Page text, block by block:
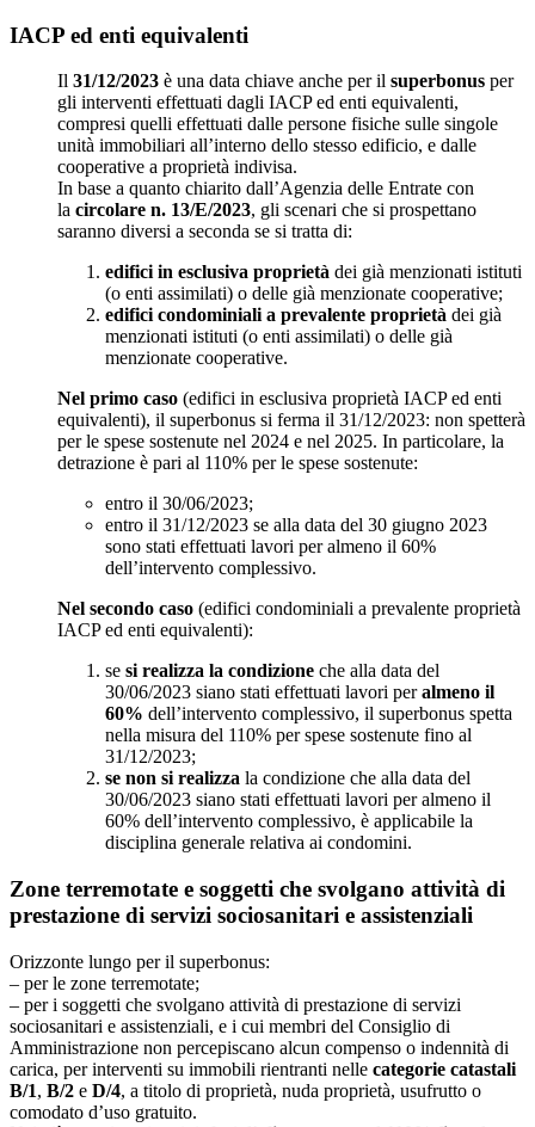
IACP ed enti equivalenti
Il 31/12/2023 è una data chiave anche per il superbonus per
gli interventi effettuati dagli IACP ed enti equivalenti,
compresi quelli effettuati dalle persone fisiche sulle singole
unità immobiliari all’interno dello stesso edificio, e dalle
cooperative a proprietà indivisa.
In base a quanto chiarito dall’Agenzia delle Entrate con
la circolare n. 13/E/2023, gli scenari che si prospettano
saranno diversi a seconda se si tratta di:
edifici in esclusiva proprietà dei già menzionati istituti
(o enti assimilati) o delle già menzionate cooperative;
edifici condominiali a prevalente proprietà dei già
menzionati istituti (o enti assimilati) o delle già
menzionate cooperative.
Nel primo caso (edifici in esclusiva proprietà IACP ed enti
equivalenti), il superbonus si ferma il 31/12/2023: non spetterà
per le spese sostenute nel 2024 e nel 2025. In particolare, la
detrazione è pari al 110% per le spese sostenute:
entro il 30/06/2023;
entro il 31/12/2023 se alla data del 30 giugno 2023
sono stati effettuati lavori per almeno il 60%
dell’intervento complessivo.
Nel secondo caso (edifici condominiali a prevalente proprietà
IACP ed enti equivalenti):
se si realizza la condizione che alla data del
30/06/2023 siano stati effettuati lavori peralmeno il
60% dell’intervento complessivo, il superbonus spetta
nella misura del 110% per spese sostenute fino al
31/12/2023;
se non si realizza la condizione che alla data del
30/06/2023 siano stati effettuati lavori per almeno il
60% dell’intervento complessivo, è applicabile la
disciplina generale relativa ai condomini.
Zone terremotate e soggetti che svolgano attività di
prestazione di servizi sociosanitari e assistenziali
Orizzonte lungo per il superbonus:
– per le zone terremotate;
– per i soggetti che svolgano attività di prestazione di servizi
sociosanitari e assistenziali, e i cui membri del Consiglio di
Amministrazione non percepiscano alcun compenso o indennità di
carica, per interventi su immobili rientranti nelle categorie catastali
B/1, B/2 e D/4, a titolo di proprietà, nuda proprietà, usufrutto o
comodato d’uso gratuito.